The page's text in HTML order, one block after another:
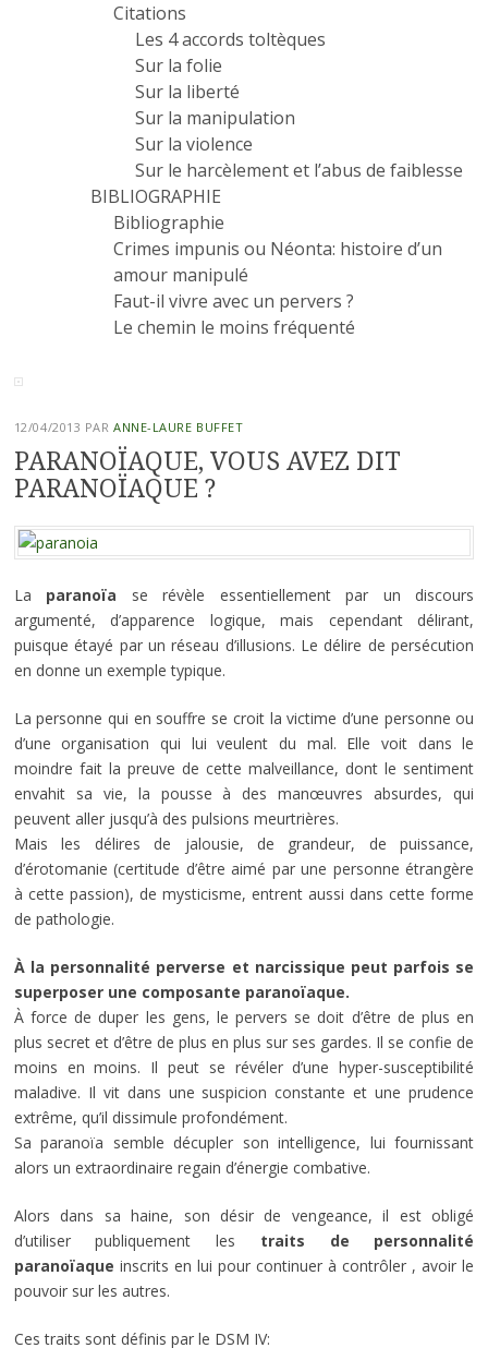
Citations
Les 4 accords toltèques
Sur la folie
Sur la liberté
Sur la manipulation
Sur la violence
Sur le harcèlement et l’abus de faiblesse
BIBLIOGRAPHIE
Bibliographie
Crimes impunis ou Néonta: histoire d’un
amour manipulé
Faut-il vivre avec un pervers ?
Le chemin le moins fréquenté
12/04/2013 PARANNE-LAURE BUFFET
PARANOÏAQUE, VOUS AVEZ DIT
PARANOÏAQUE ?
La paranoïa se révèle essentiellement par un discours
argumenté, d’apparence logique, mais cependant délirant,
puisque étayé par un réseau d’illusions. Le délire de persécution
en donne un exemple typique.
La personne qui en souffre se croit la victime d’une personne ou
d’une organisation qui lui veulent du mal. Elle voit dans le
moindre fait la preuve de cette malveillance, dont le sentiment
envahit sa vie, la pousse à des manœuvres absurdes, qui
peuvent aller jusqu’à des pulsions meurtrières.
Mais les délires de jalousie, de grandeur, de puissance,
d’érotomanie (certitude d’être aimé par une personne étrangère
à cette passion), de mysticisme, entrent aussi dans cette forme
de pathologie.
À la personnalité perverse et narcissique peut parfois se
superposer une composante paranoïaque.
À force de duper les gens, le pervers se doit d’être de plus en
plus secret et d’être de plus en plus sur ses gardes. Il se confie de
moins en moins. Il peut se révéler d’une hyper-susceptibilité
maladive. Il vit dans une suspicion constante et une prudence
extrême, qu’il dissimule profondément.
Sa paranoïa semble décupler son intelligence, lui fournissant
alors un extraordinaire regain d’énergie combative.
Alors dans sa haine, son désir de vengeance, il est obligé
d’utiliser publiquement les traits de personnalité
paranoïaque inscrits en lui pour continuer à contrôler , avoir le
pouvoir sur les autres.
Ces traits sont définis par le DSM IV: